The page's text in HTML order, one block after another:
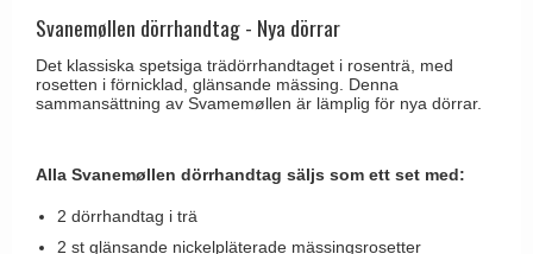
Delfin och valross
Lama dörrhandtag - Gio Ponti
Medici dörrhandtag
Østerbro - trädörrhandtag
Brevlådor
Skruvar
Krokar & Krokar
Hatthyllor
RANDI dörrhandtag
Samuel Heath produkter
Sibes Metall
Svanemøllen dörrhandtag - Nya dörrar
Det klassiska spetsiga trädörrhandtaget i rosenträ, med
rosetten i förnicklad, glänsande mässing. Denna
sammansättning av Svamemøllen är lämplig för nya dörrar.
Alla Svanemøllen dörrhandtag säljs som ett set med:
2 dörrhandtag i trä
2 st glänsande nickelpläterade mässingsrosetter